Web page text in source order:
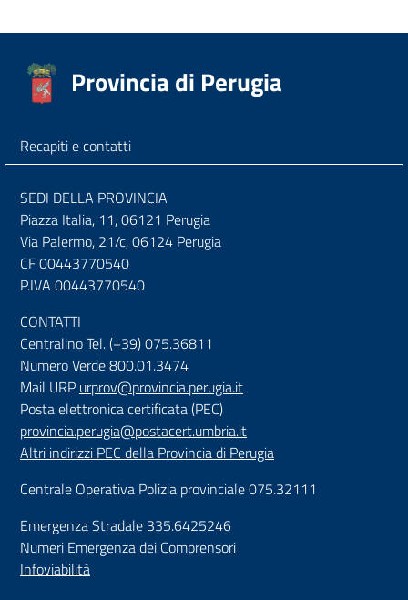
Provincia di Perugia
Recapiti e contatti
SEDI DELLA PROVINCIA
Piazza Italia, 11, 06121 Perugia
Via Palermo, 21/c, 06124 Perugia
CF 00443770540
P.IVA 00443770540
CONTATTI
Centralino Tel. (+39) 075.36811
Numero Verde 800.01.3474
Mail URP urprov@provincia.perugia.it
Posta elettronica certificata (PEC)
provincia.perugia@postacert.umbria.it
Altri indirizzi PEC della Provincia di Perugia
Centrale Operativa Polizia provinciale 075.32111
Emergenza Stradale 335.6425246
Numeri Emergenza dei Comprensori
Infoviabilità